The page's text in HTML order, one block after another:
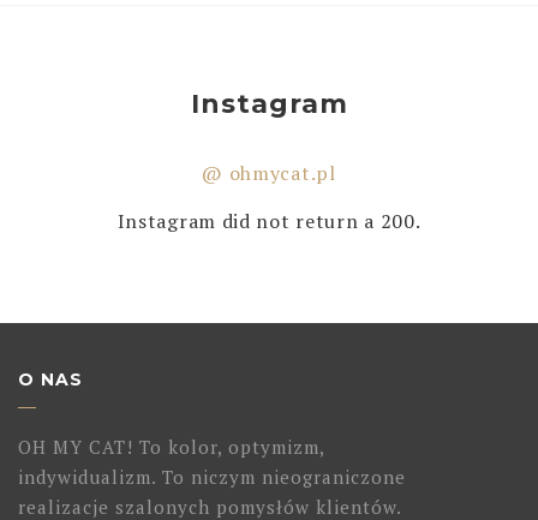
Instagram
@ ohmycat.pl
Instagram did not return a 200.
O NAS
OH MY CAT! To kolor, optymizm,
indywidualizm. To niczym nieograniczone
realizacje szalonych pomysłów klientów.